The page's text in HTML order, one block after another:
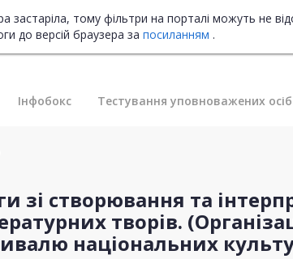
застаріла, тому фільтри на порталі можуть не
до версій браузера за посиланням .
Інфобокс Тестування уповноважених осіб
зі створювання та
творів.
національних